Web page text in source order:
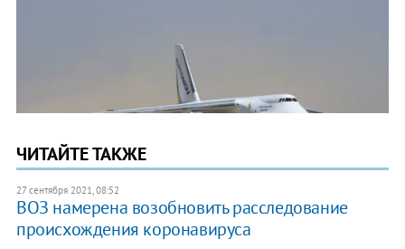
ЧИТАЙТЕ ТАКЖЕ
27 сентября 2021, 08:52
ВОЗ намерена возобновить расследование
происхождения коронавируса